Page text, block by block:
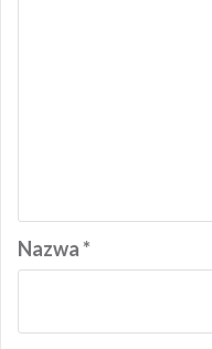
Nazwa*